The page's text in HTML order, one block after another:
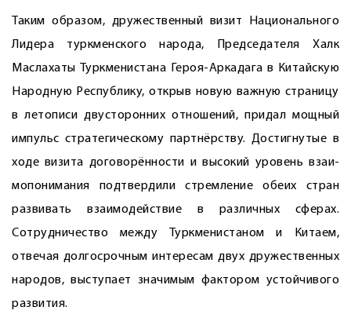
Таким образом, дружественный визит Национального
Лидера туркменского народа, Председателя Халк
Маслахаты Туркменистана Героя-Аркадага в Китайскую
Народную Республику, открыв новую важную страницу
в летописи двусторонних отношений, придал мощный
импульс стратегическому партнёрству. Достигнутые в
ходе визита договорённости и высокий уровень взаи­
мопонимания подтвердили стремление обеих стран
развивать взаимодействие в различных сферах.
Сотрудничество между Туркменистаном и Китаем,
отвечая долгосрочным интересам двух дружественных
народов, выступает значимым фактором устойчивого
развития.